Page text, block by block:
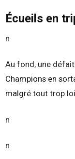
Écueils en
n
Au fond, une
Champions en
malgré tout trop
n
n